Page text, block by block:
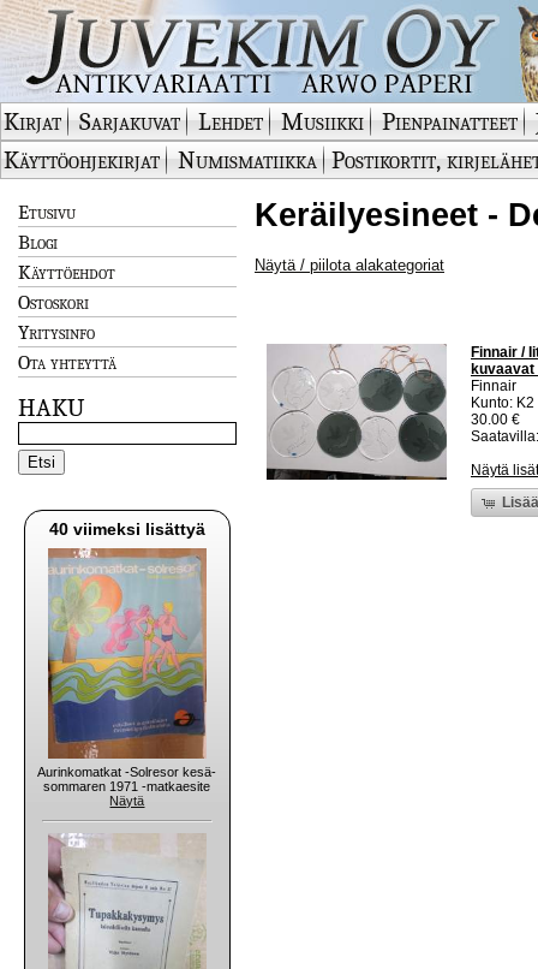
Kirjat Sarjakuvat Lehdet Musiikki Pienpainatteet
Käyttöohjekirjat
Numismatiikka Postikortit,
Etusivu
Blogi
Käyttöehdot
Ostoskori
Yritysinfo
Ota yhteyttä
HAKU
40 viimeksi lisättyä
Aurinkomatkat -Solresor kesä-
sommaren 1971 -matkaesite
Näytä
Keräilyesineet -
Näytä / piilota alakategoriat
Finnair /
Finnair
Kunto:
30.00 €
Näytä